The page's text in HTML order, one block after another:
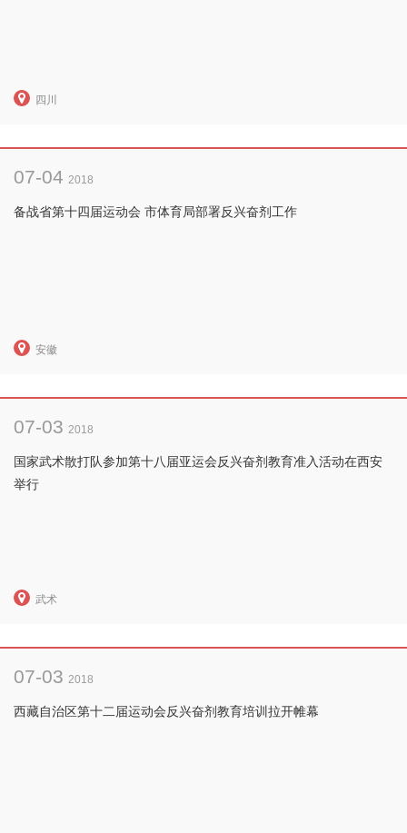
四川
07-04 2018
备战省第十四届运动会 市体育局部署反兴奋剂工作
安徽
07-03 2018
国家武术散打队参加第十八届亚运会反兴奋剂教育准入活动在西安
举行
武术
07-03 2018
西藏自治区第十二届运动会反兴奋剂教育培训拉开帷幕